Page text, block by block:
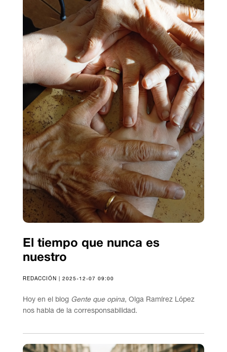
El tiempo que nunca es
nuestro
REDACCIÓN | 2025-12-07 09:00
Hoy en el blog Gente que opina, Olga Ramírez López
nos habla de la corresponsabilidad.